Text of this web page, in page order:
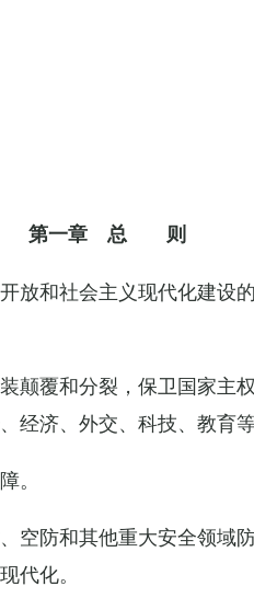
第一章 总 则
和社会主义现代化建设
覆和分裂，保卫国家主
济、外交、科技、教育
。
空防和其他重大安全领域
代化。